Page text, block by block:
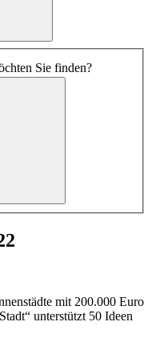
Sie finden?
mit 200.000 Euro
unterstützt 50 Ideen